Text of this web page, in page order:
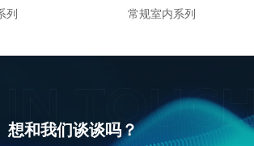
列
常规室内系列
想和我们谈谈吗？